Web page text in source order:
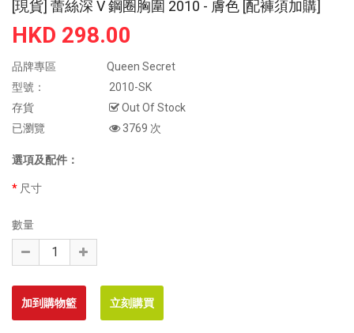
[現貨] 蕾絲深 V 鋼圈胸圍 2010 - 膚色 [配褲須加購]
HKD 298.00
品牌專區
Queen Secret
型號：
2010-SK
存貨
Out Of Stock
已瀏覽
3769 次
選項及配件：
尺寸
數量